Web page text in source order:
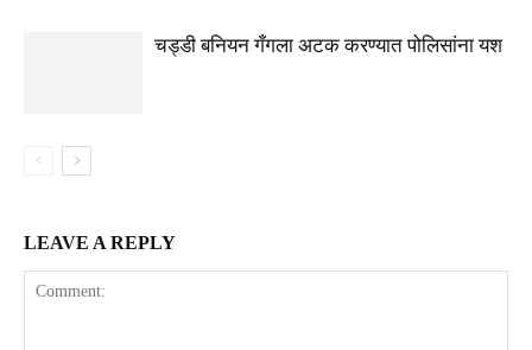
चड्डी बनियन गँगला अटक करण्यात पोलिसांना यश
LEAVE A REPLY